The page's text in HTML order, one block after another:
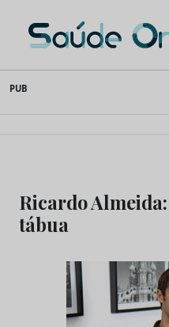
to
content
Saúde Oral
PUB
Ricardo
tábua